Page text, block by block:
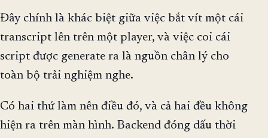
Đây chính là khác biệt giữa việc bắt vít một cái
transcript lên trên một player, và việc coi cái
script được generate ra là nguồn chân lý cho
toàn bộ trải nghiệm nghe.
Có hai thứ làm nên điều đó, và cả hai đều không
hiện ra trên màn hình. Backend đóng dấu thời